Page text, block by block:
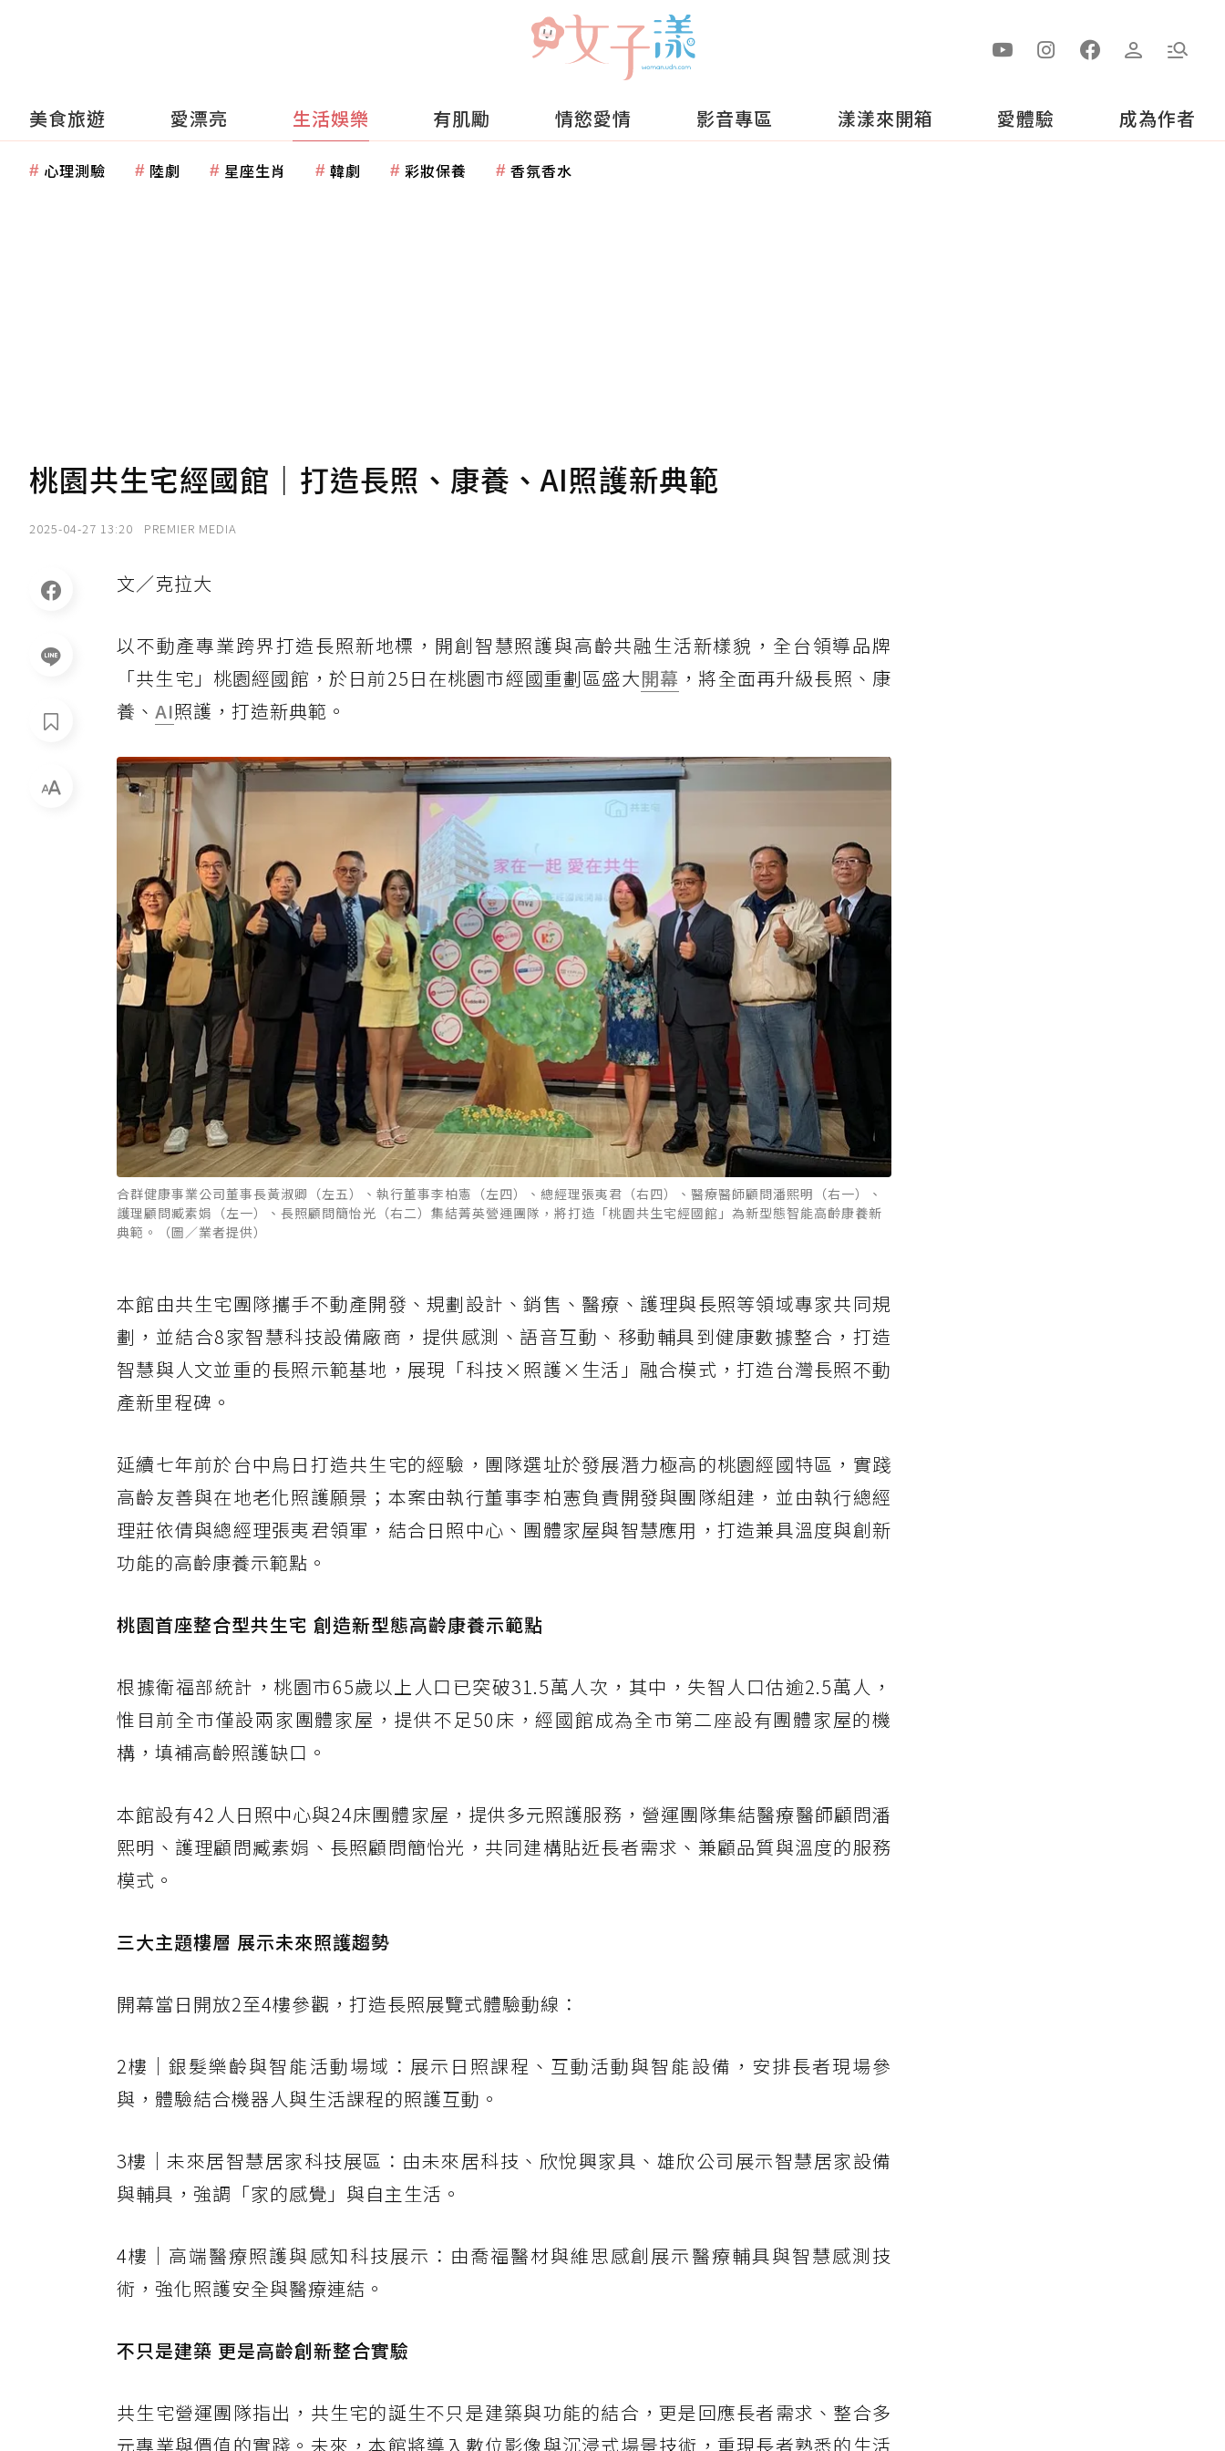
美食旅遊 愛漂亮 生活娛樂 有肌勵 情慾愛情 影音專區 漾漾來開箱 愛體驗 成為作者
心理測驗 陸劇 星座生肖 韓劇 彩妝保養 香氛香水
桃園共生宅經國館｜打造長照、康養、AI照護新典範
2025-04-27 13:20 PREMIER MEDIA
文／克拉大
以不動產專業跨界打造長照新地標，開創智慧照護與高齡共融生活新樣貌，全台領導品牌
「共生宅」桃園經國館，於日前25日在桃園市經國重劃區盛大開幕 ，將全面再升級長照、康
養、 AI照護，打造新典範。
合群健康事業公司董事長黃淑卿（左五）、執行董事李柏憲（左四）、總經理張夷君（右四）、醫療醫師顧問潘熙明（右一）、
護理顧問臧素娟（左一）、長照顧問簡怡光（右二）集結菁英營運團隊，將打造「桃園共生宅經國館」為新型態智能高齡康養新
典範。（圖／業者提供）
本館由共生宅團隊攜手不動產開發、規劃設計、銷售、醫療、護理與長照等領域專家共同規
劃，並結合8家智慧科技設備廠商，提供感測、語音互動、移動輔具到健康數據整合，打造
智慧與人文並重的長照示範基地，展現「科技×照護×生活」融合模式，打造台灣長照不動
產新里程碑。
延續七年前於台中烏日打造共生宅的經驗，團隊選址於發展潛力極高的桃園經國特區，實踐
高齡友善與在地老化照護願景；本案由執行董事李柏憲負責開發與團隊組建，並由執行總經
理莊依倩與總經理張夷君領軍，結合日照中心、團體家屋與智慧應用，打造兼具溫度與創新
功能的高齡康養示範點。
桃園首座整合型共生宅 創造新型態高齡康養示範點
根據衛福部統計，桃園市65歲以上人口已突破31.5萬人次，其中，失智人口估逾2.5萬人，
惟目前全市僅設兩家團體家屋，提供不足50床，經國館成為全市第二座設有團體家屋的機
構，填補高齡照護缺口。
本館設有42人日照中心與24床團體家屋，提供多元照護服務，營運團隊集結醫療醫師顧問潘
熙明、護理顧問臧素娟、長照顧問簡怡光，共同建構貼近長者需求、兼顧品質與溫度的服務
模式。
三大主題樓層 展示未來照護趨勢
開幕當日開放2至4樓參觀，打造長照展覽式體驗動線：
2樓｜銀髮樂齡與智能活動場域：展示日照課程、互動活動與智能設備，安排長者現場參
與，體驗結合機器人與生活課程的照護互動。
3樓｜未來居智慧居家科技展區：由未來居科技、欣悅興家具、雄欣公司展示智慧居家設備
與輔具，強調「家的感覺」與自主生活。
4樓｜高端醫療照護與感知科技展示：由喬福醫材與維思感創展示醫療輔具與智慧感測技
術，強化照護安全與醫療連結。
不只是建築 更是高齡創新整合實驗
共生宅營運團隊指出，共生宅的誕生不只是建築與功能的結合，更是回應長者需求、整合多
元專業與價值的實踐。未來，本館將導入數位影像與沉浸式場景技術，重現長者熟悉的生活